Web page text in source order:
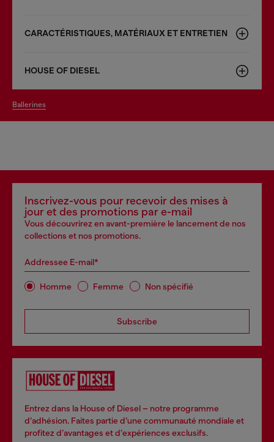
CARACTÉRISTIQUES, MATÉRIAUX ET ENTRETIEN
HOUSE OF DIESEL
ballerines
Inscrivez-vous pour recevoir des mises à
jour et des promotions par e-mail
Vous découvrirez en avant-première le lancement de nos
collections et nos promotions.
Addressee E-mail*
Homme Femme Non spécifié
Subscribe
Entrez dans la House of Diesel – notre programme
d’adhésion. Faites partie d’une communauté mondiale et
profitez d’avantages et d’expériences exclusifs.